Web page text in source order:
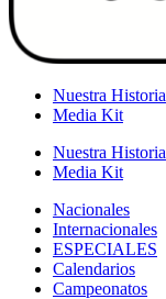
Nuestra Historia
Media Kit
Nuestra Historia
Media Kit
Nacionales
Internacionales
ESPECIALES
Calendarios
Campeonatos